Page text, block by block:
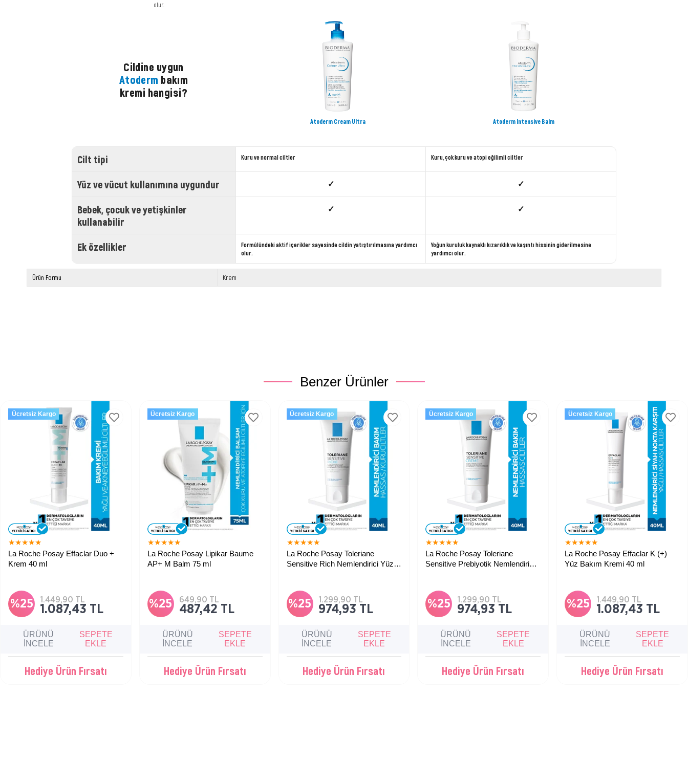
olur.
Cildine uygun
Atoderm bakım
kremi hangisi?
Atoderm Cream Ultra Atoderm Intensive Balm
Cilt tipi Kuru ve normal ciltler Kuru, çok kuru ve atopi eğilimli ciltler
Yüz ve vücut kullanımına uygundur ✓ ✓
Bebek, çocuk ve yetişkinler
kullanabilir
✓ ✓
Ek özellikler
Formülündeki aktif içerikler sayesinde cildin yatıştırılmasına yardımcı
olur.
Yoğun kuruluk kaynaklı kızarıklık ve kaşıntı hissinin giderilmesine
yardımcı olur.
Ürün Formu Krem
Benzer Ürünler
★★★★★
La Roche Posay Effaclar Duo +
Krem 40 ml
%25 1.087,43 TL
1.449,90 TL
Hediye Ürün Fırsatı
Ücretsiz Kargo
ÜRÜNÜ
İNCELE
SEPETE
EKLE
★★★★★
La Roche Posay Lipikar Baume
AP+ M Balm 75 ml
%25 487,42 TL
649,90 TL
Hediye Ürün Fırsatı
Ücretsiz Kargo
ÜRÜNÜ
İNCELE
SEPETE
EKLE
★★★★★
La Roche Posay Toleriane
Sensitive Rich Nemlendirici Yüz
%25 974,93 TL
1.299,90 TL
Hediye Ürün Fırsatı
Ücretsiz Kargo
ÜRÜNÜ
İNCELE
SEPETE
EKLE
★★★★★
La Roche Posay Toleriane
Sensitive Prebiyotik Nemlendirici
%25 974,93 TL
1.299,90 TL
Hediye Ürün Fırsatı
Ücretsiz Kargo
ÜRÜNÜ
İNCELE
SEPETE
EKLE
★★★★★
La Roche Posay Effaclar K (+)
Yüz Bakım Kremi 40 ml
bakım kremi.
%25 1.087,43 TL
1.449,90 TL
Hediye Ürün Fırsatı
Ücretsiz Kargo
ÜRÜNÜ
İNCELE
SEPETE
EKLE